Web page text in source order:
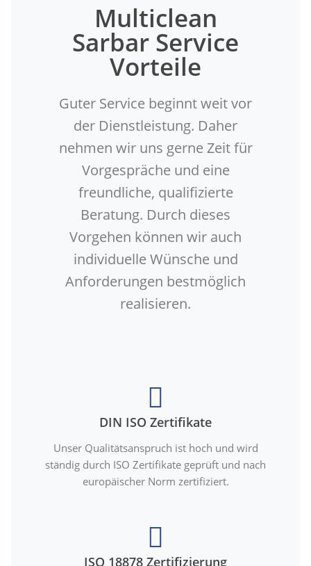
Multiclean
Sarbar Service
Vorteile
Guter Service beginnt weit vor
der Dienstleistung. Daher
nehmen wir uns gerne Zeit für
Vorgespräche und eine
freundliche, qualifizierte
Beratung. Durch dieses
Vorgehen können wir auch
individuelle Wünsche und
Anforderungen bestmöglich
realisieren.
DIN ISO Zertifikate
Unser Qualitätsanspruch ist hoch und wird
ständig durch ISO Zertifikate geprüft und nach
europäischer Norm zertifiziert.
ISO 18878 Zertifizierung